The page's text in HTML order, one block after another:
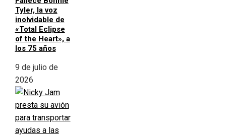
Tyler, la voz
inolvidable de
«Total Eclipse
of the Heart», a
los 75 años
9 de julio de
2026